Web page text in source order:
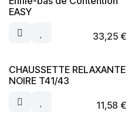
EASY
33,25€
CHAUSSETTE RELAXANTE
NOIRE T41/43
11,58 €